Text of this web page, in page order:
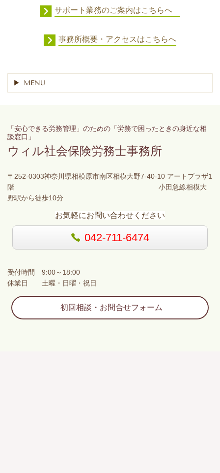
サポート業務のご案内はこちらへ
事務所概要・アクセスはこちらへ
MENU
「安心できる労務管理」のための「労務で困ったときの身近な相
談窓口」
ウィル社会保険労務士事務所
〒252-0303神奈川県相模原市南区相模大野7-40-10 アートプラザ1
階 小田急線相模大
野駅から徒歩10分
お気軽にお問い合わせください
042-711-6474
受付時間 9:00～18:00
休業日 土曜・日曜・祝日
初回相談・お問合せフォーム